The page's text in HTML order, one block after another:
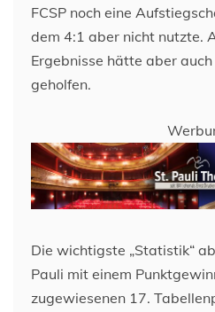
FCSP noch eine
dem 4:1 aber nicht nutzte.
Ergebnisse hätte aber
geholfen.
Die wichtigste „Statistik“
Pauli mit einem
zugewiesenen 17.